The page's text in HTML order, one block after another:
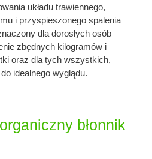
układu trawiennego,
i przyspieszonego spalenia
dla dorosłych osób
zbędnych kilogramów i
oraz dla tych wszystkich,
idealnego wyglądu.
błonnik